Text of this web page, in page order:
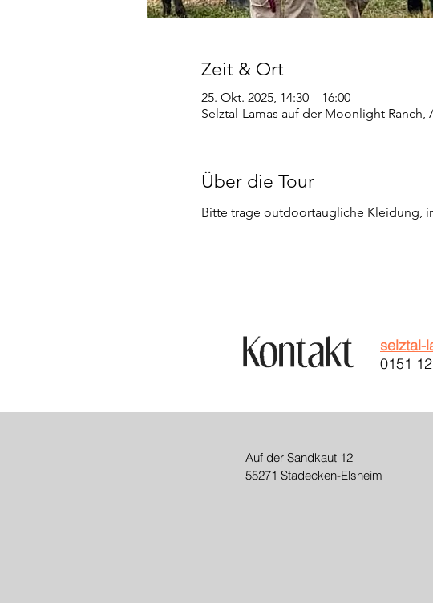
Zeit & Ort
25. Okt. 2025, 14:30 – 16:00
Selztal-Lamas auf der Moonlight
Über die Tour
Bitte trage outdoortaugliche Kleidung,
selztal-
0151
Auf der Sandkaut 12
55271 Stadecken-Elsheim